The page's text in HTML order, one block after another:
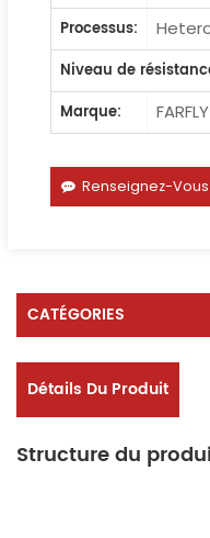
Processus:
Niveau de
Marque:
FARFLY
Renseignez-
CATÉGORIES
Détails Du Produit
Structure du